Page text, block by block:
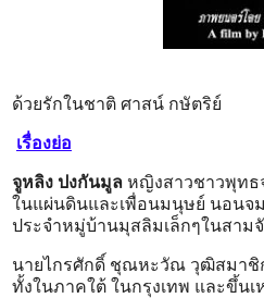
ด้วยรักในชาติ ศาสน์ กษัตริย์
เรื่องย่อ
จูหลิง ปงกันมูล หญิงสาวชาวพุทธ
ในแผ่นดินและเพื่อนมนุษย์ นอนจ
ประจำหมู่บ้านมุสลิมเล็กๆในสาม
นายไกรศักดิ์ ชุณหะวัณ วุฒิสมาชิ
ทั้งในภาคใต้ ในกรุงเทพ และขึ้น